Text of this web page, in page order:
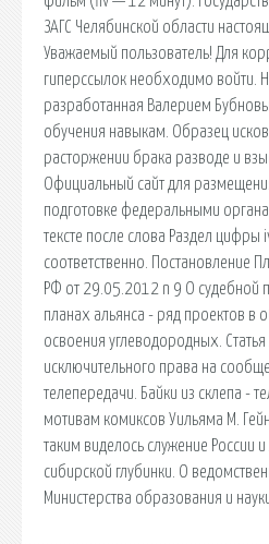
ЗАГС Челябинской области
Уважаемый пользователь! Для
гиперссылок необходимо войти.
разработанная Валерием
обучения навыкам. Образец
расторжении брака разводе и
Официальный сайт для
подготовке федеральными
тексте после слова Раздел цифры
соответственно. Постановление
РФ от 29.05.2012 n 9 О судебной
планах альянса - ряд проектов в
освоения углеводородных.
исключительного права на
телепередачи. Байки из склепа -
мотивам комиксов Уильяма М.
таким виделось служение России
сибирской глубинки. О
Министерства образования и